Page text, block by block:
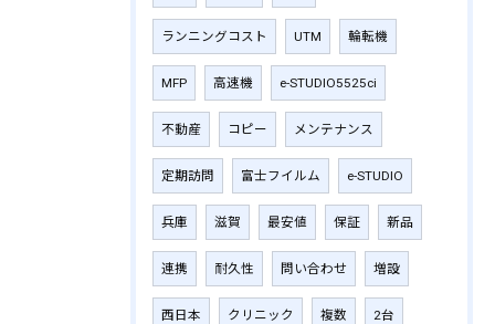
ランニングコスト UTM 輪転機
MFP 高速機 e-STUDIO5525ci
不動産 コピー メンテナンス
定期訪問 富士フイルム e-STUDIO
兵庫 滋賀 最安値 保証 新品
連携 耐久性 問い合わせ 増設
西日本 クリニック 複数 2台